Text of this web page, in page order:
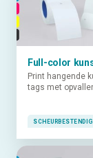
Full-color
Print hangende
tags met
SCHEURBESTENDIG